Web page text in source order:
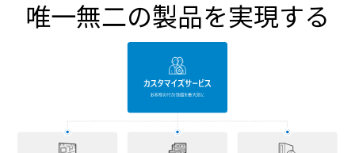
唯一無二の製品を実現する